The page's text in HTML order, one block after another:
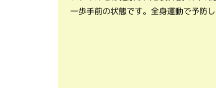
一歩手前の状態です。全身運動で予防し